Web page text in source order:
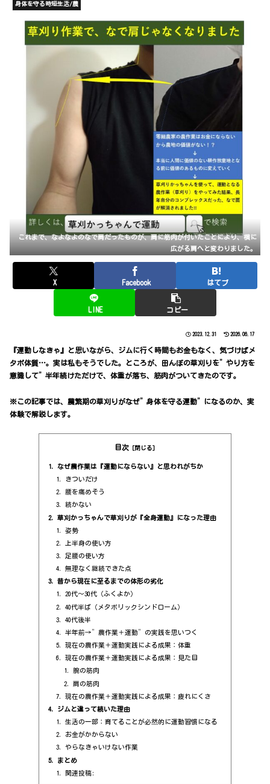
身体を守る時短生活/農
これまで、なよなよのなで肩だったものが、肩に筋肉が付いたことにより、横に
広がる肩へと変わりました。
X Facebook はてブ
LINE コピー
2023.12.31 2026.06.17
『運動しなきゃ』と思いながら、ジムに行く時間もお金もなく、気づけばメ
タボ体質…。実は私もそうでした。ところが、田んぼの草刈りを”やり方を
意識して”半年続けただけで、体重が落ち、筋肉がついてきたのです。
※この記事では、農繁期の草刈りがなぜ”身体を守る運動”になるのか、実
体験で解説します。
目次
なぜ農作業は『運動にならない』と思われがちか
きついだけ
腰を痛めそう
続かない
草刈かっちゃんで草刈りが『全身運動』になった理由
姿勢
上半身の使い方
足腰の使い方
無理なく継続できた点
昔から現在に至るまでの体形の劣化
20代～30代（ふくよか）
40代半ば（メタボリックシンドローム）
40代後半
半年前→”農作業＋運動”の実践を思いつく
現在の農作業＋運動実践による成果：体重
現在の農作業＋運動実践による成果：見た目
腕の筋肉
肩の筋肉
現在の農作業＋運動実践による成果：疲れにくさ
ジムと違って続いた理由
生活の一部：育てることが必然的に運動習慣になる
お金がかからない
やらなきゃいけない作業
まとめ
関連投稿: